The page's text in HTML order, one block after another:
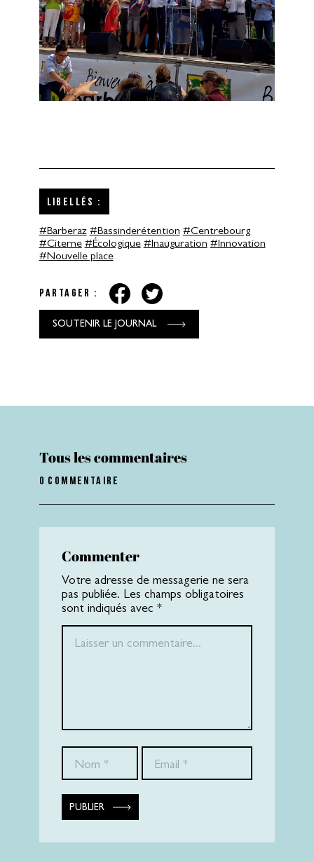
Libellés :
#Barberaz #Bassinderétention #Centrebourg
#Citerne #Écologique #Inauguration #Innovation
#Nouvelle place
Partager :
SOUTENIR LE JOURNAL
Tous les commentaires
0 commentaire
Commenter
Votre adresse de messagerie ne sera
pas publiée. Les champs obligatoires
sont indiqués avec *
PUBLIER